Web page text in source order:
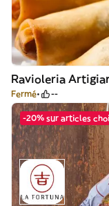
Ravioleria
Fermé --
-20% sur articles